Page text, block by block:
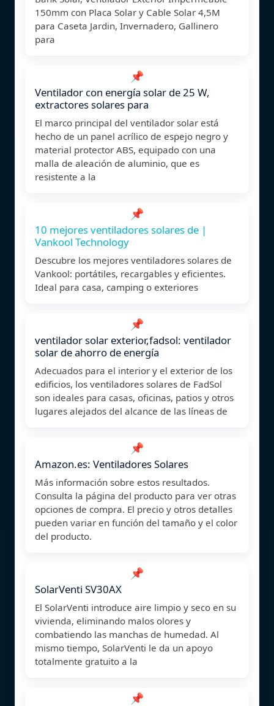
150mm con Placa Solar y Cable Solar 4,5M
para Caseta Jardin, Invernadero, Gallinero
para
📌
Ventilador con energía solar de 25 W,
extractores solares para
El marco principal del ventilador solar está
hecho de un panel acrílico de espejo negro y
material protector ABS, equipado con una
malla de aleación de aluminio, que es
resistente a la
📌
10 mejores ventiladores solares de |
Vankool Technology
Descubre los mejores ventiladores solares de
Vankool: portátiles, recargables y eficientes.
Ideal para casa, camping o exteriores
📌
ventilador solar exterior,fadsol: ventilador
solar de ahorro de energía
Adecuados para el interior y el exterior de los
edificios, los ventiladores solares de FadSol
son ideales para casas, oficinas, patios y otros
lugares alejados del alcance de las líneas de
📌
Amazon.es: Ventiladores Solares
Más información sobre estos resultados.
Consulta la página del producto para ver otras
opciones de compra. El precio y otros detalles
pueden variar en función del tamaño y el color
del producto.
📌
SolarVenti SV30AX
El SolarVenti introduce aire limpio y seco en su
vivienda, eliminando malos olores y
combatiendo las manchas de humedad. Al
mismo tiempo, SolarVenti le da un apoyo
totalmente gratuito a la
📌